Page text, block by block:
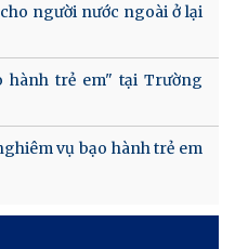
người nước ngoài ở lại
hành trẻ em" tại Trường
vụ bạo hành trẻ em